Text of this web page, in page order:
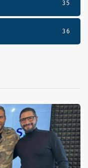
35
36